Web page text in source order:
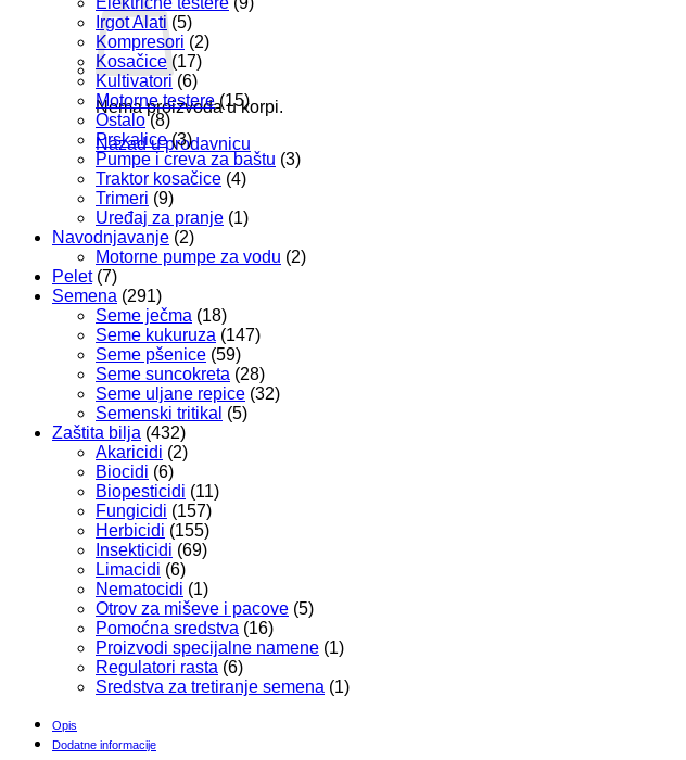
Nema proizvoda u korpi.
Nazad u prodavnicu
Irgot Alati (5)
Kompresori (2)
Kosačice (17)
Kultivatori (6)
Motorne testere (15)
Ostalo (8)
Prskalice (3)
Pumpe i creva za baštu (3)
Traktor kosačice (4)
Trimeri (9)
Uređaj za pranje (1)
Navodnjavanje (2)
Motorne pumpe za vodu (2)
Pelet (7)
Semena (291)
Seme ječma (18)
Seme kukuruza (147)
Seme pšenice (59)
Seme suncokreta (28)
Seme uljane repice (32)
Semenski tritikal (5)
Zaštita bilja (432)
Akaricidi (2)
Biocidi (6)
Biopesticidi (11)
Fungicidi (157)
Herbicidi (155)
Insekticidi (69)
Limacidi (6)
Nematocidi (1)
Otrov za miševe i pacove (5)
Pomoćna sredstva (16)
Proizvodi specijalne namene (1)
Regulatori rasta (6)
Sredstva za tretiranje semena (1)
Opis
Dodatne informacije